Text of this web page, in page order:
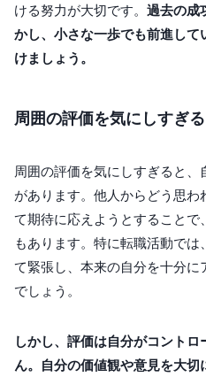
ける努力が大切です。 過去の成
かし、小さな一歩でも前進し
けましょう。
周囲の評価を気にしすぎる
周囲の評価を気にしすぎると、
があります。他人からどう思
て期待に応えようとすることで
もあります。特に転職活動で
て緊張し、本来の自分を十分に
でしょう。
しかし、評価は自分がコント
ん。自分の価値観や意見を大